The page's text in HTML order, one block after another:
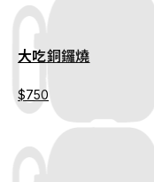
大吃銅鑼燒
$750